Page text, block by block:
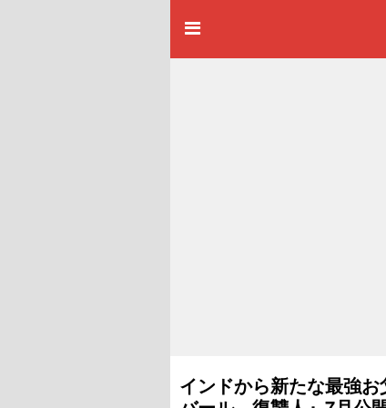
インドから新たな最強